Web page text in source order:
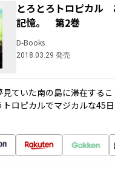
とろとろトロピカル
記憶。 第2巻
D-Books
2018.03.29 発売
見ていた南の島に滞在する
ロピカルでマジカルな45